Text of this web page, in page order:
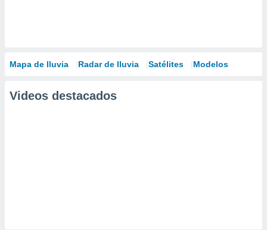
Mapa de lluvia Radar de lluvia Satélites Modelos
Videos destacados